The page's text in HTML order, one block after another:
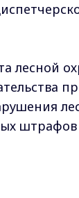
лесной
штрафов